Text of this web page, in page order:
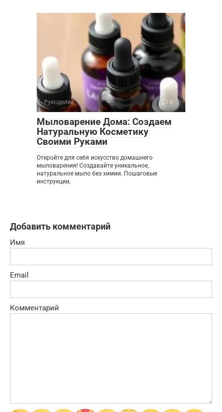
Рукоделие 0
Мыловарение Дома: Создаем
Натуральную Косметику
Своими Руками
Откройте для себя искусство домашнего
мыловарения! Создавайте уникальное,
натуральное мыло без химии. Пошаговые
инструкции,
Добавить комментарий
Имя
Email
Комментарий